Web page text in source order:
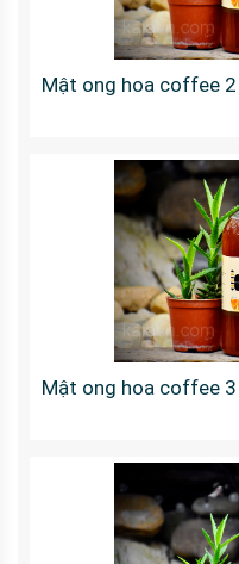
Mật ong hoa coffee 2
Mật ong hoa coffee 3